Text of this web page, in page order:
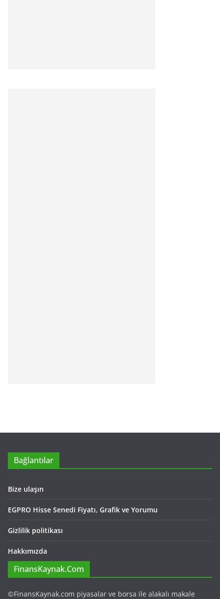
Bağlantılar
Bize ulaşın
EGPRO Hisse Senedi Fiyatı, Grafik ve Yorumu
Gizlilik politikası
Hakkımızda
FinansKaynak.Com
©FinansKaynak.com piyasalar ve borsa ile alakalı makale